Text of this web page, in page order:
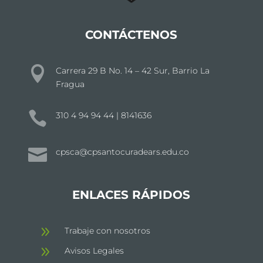
CONTÁCTENOS

Carrera 29 B No. 14 – 42 Sur, Barrio La
Fragua
 310 4 94 94 44 | 8141636
 cpsca@cpsantocuradears.edu.co
ENLACES RÁPIDOS
9 Trabaje con nosotros
9 Avisos Legales